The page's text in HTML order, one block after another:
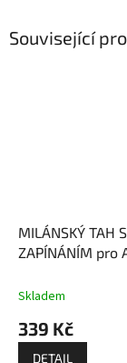
Související
MILÁNSKÝ TAH
ZAPÍNÁNÍM pro
Skladem
339 Kč
DETAIL